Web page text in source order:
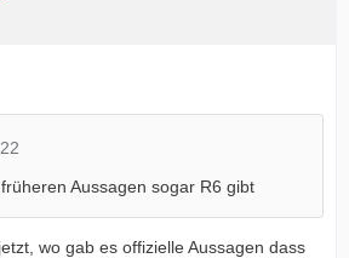
Aussagen sogar R6 gibt
wo gab es offizielle Aussagen dass